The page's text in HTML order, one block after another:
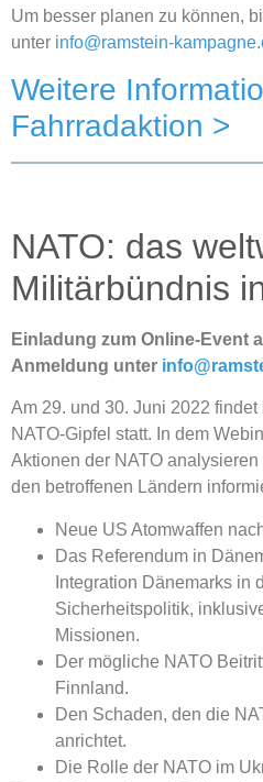
Um besser planen zu können,
unter info@ramstein-
Weitere
Fahrradaktion >
NATO: das
Militärbündnis
Einladung zum Online-Event
Anmeldung unter
Am 29. und 30. Juni 2022
NATO-Gipfel statt. In dem
Aktionen der NATO
den betroffenen Ländern
Neue US Atomwaffen
Das Referendum in
Integration Dänemarks in
Sicherheitspolitik,
Missionen.
Der mögliche NATO
Finnland.
Den Schaden, den die
anrichtet.
Die Rolle der NATO im